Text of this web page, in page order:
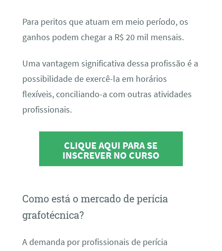
Para peritos que atuam em meio período, os
ganhos podem chegar a R$ 20 mil mensais.
Uma vantagem significativa dessa profissão é a
possibilidade de exercê-la em horários
flexíveis, conciliando-a com outras atividades
profissionais.
CLIQUE AQUI PARA SE
INSCREVER NO CURSO
Como está o mercado de perícia
grafotécnica?
A demanda por profissionais de perícia